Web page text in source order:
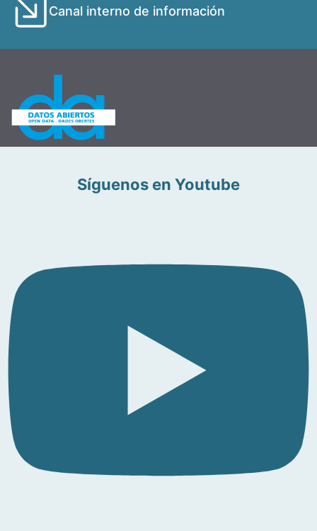
Canal interno de información
Síguenos en Youtube